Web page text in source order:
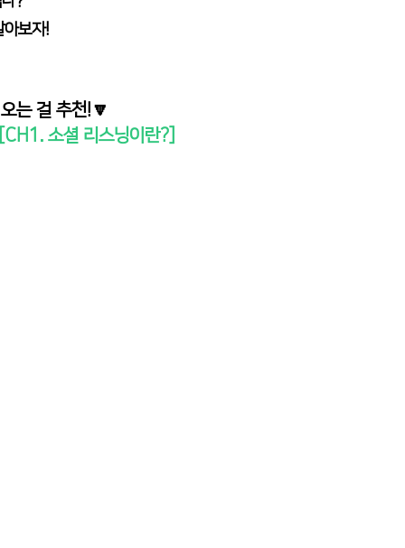
보자!
는 걸 추천!🔽
소셜 리스닝이란?]